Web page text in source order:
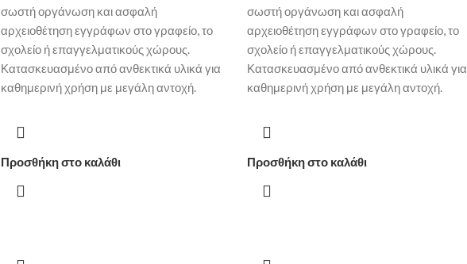
σωστή οργάνωση και ασφαλή
αρχειοθέτηση εγγράφων στο γραφείο, το
σχολείο ή επαγγελματικούς χώρους.
Κατασκευασμένο από ανθεκτικά υλικά για
καθημερινή χρήση με μεγάλη αντοχή.
Προσθήκη στο καλάθι
σωστή οργάνωση και ασφαλή
αρχειοθέτηση εγγράφων στο γραφείο, το
σχολείο ή επαγγελματικούς χώρους.
Κατασκευασμένο από ανθεκτικά υλικά για
καθημερινή χρήση με μεγάλη αντοχή.
Προσθήκη στο καλάθι